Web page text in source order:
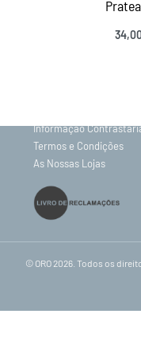
Informação
Termos e Condições
As Nossas Lojas
© ORO 2026. Todos os